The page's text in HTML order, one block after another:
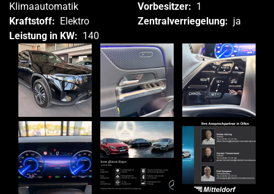
Klimaautomatik
Kraftstoff: Elektro
Leistung in KW: 140
Vorbesitzer: 1
Zentralverriegelung: ja